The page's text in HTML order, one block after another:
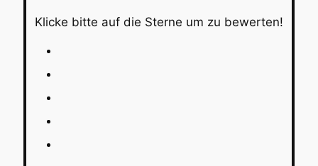
Klicke bitte auf die Sterne um zu bewerten!